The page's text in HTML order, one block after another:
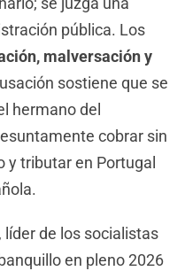
pública. Los
malversación y
sostiene que se
hermano del
cobrar sin
y tributar en Portugal
, líder de los socialistas
en pleno 2026